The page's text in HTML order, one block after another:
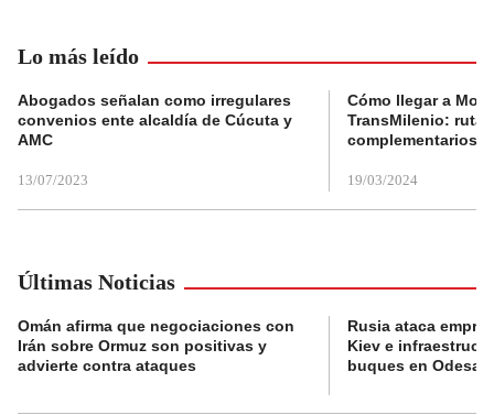
Lo más leído
Abogados señalan como irregulares
convenios ente alcaldía de Cúcuta y
AMC
13/07/2023
Cómo llegar a
TransMilenio:
complementarios
19/03/2024
Últimas Noticias
Omán afirma que negociaciones con
Irán sobre Ormuz son positivas y
advierte contra ataques
Rusia ataca
Kiev e
buques en Odesa